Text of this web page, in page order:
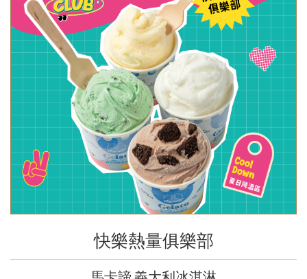
快樂熱量俱樂部